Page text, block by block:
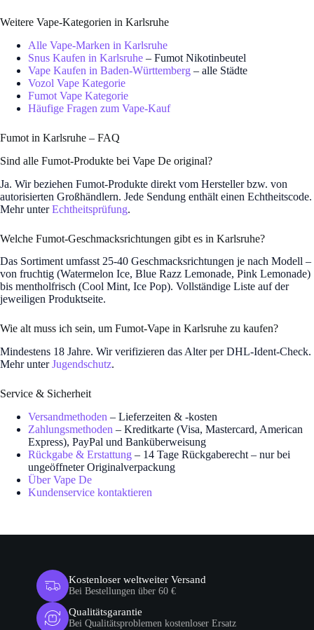
Weitere Vape-Kategorien in Karlsruhe
Alle Vape-Marken in Karlsruhe
Snus Kaufen in Karlsruhe – Fumot Nikotinbeutel
Vape Kaufen in Baden-Württemberg – alle Städte
Vozol Vape Kategorie
Fumot Vape Kategorie
Häufige Fragen zum Vape-Kauf
Fumot in Karlsruhe – FAQ
Sind alle Fumot-Produkte bei Vape De original?
Ja. Wir beziehen Fumot-Produkte direkt vom Hersteller bzw. von
autorisierten Großhändlern. Jede Sendung enthält einen Echtheitscode.
Mehr unterEchtheitsprüfung.
Welche Fumot-Geschmacksrichtungen gibt es in Karlsruhe?
Das Sortiment umfasst 25-40 Geschmacksrichtungen je nach Modell –
von fruchtig (Watermelon Ice, Blue Razz Lemonade, Pink Lemonade)
bis mentholfrisch (Cool Mint, Ice Pop). Vollständige Liste auf der
jeweiligen Produktseite.
Wie alt muss ich sein, um Fumot-Vape in Karlsruhe zu kaufen?
Mindestens 18 Jahre. Wir verifizieren das Alter per DHL-Ident-Check.
Mehr unterJugendschutz.
Service & Sicherheit
Versandmethoden – Lieferzeiten & -kosten
Zahlungsmethoden – Kreditkarte (Visa, Mastercard, American
Express), PayPal und Banküberweisung
Rückgabe & Erstattung – 14 Tage Rückgaberecht – nur bei
ungeöffneter Originalverpackung
Über Vape De
Kundenservice kontaktieren
Kostenloser weltweiter Versand
Bei Bestellungen über 60 €
Qualitätsgarantie
Bei Qualitätsproblemen kostenloser Ersatz